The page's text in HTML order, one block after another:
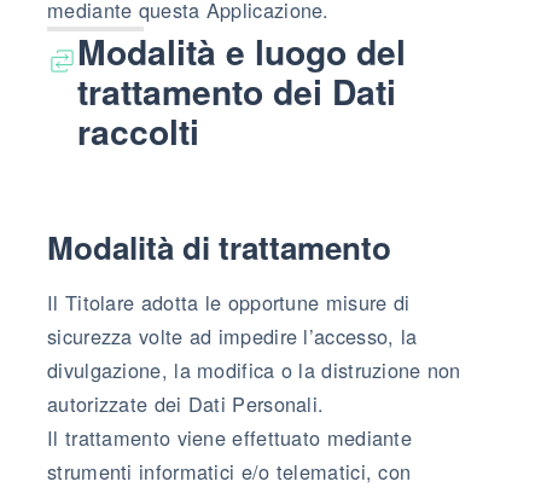
mediante questa Applicazione.
Modalità e luogo del
trattamento dei Dati
raccolti
Modalità di trattamento
Il Titolare adotta le opportune misure di
sicurezza volte ad impedire l’accesso, la
divulgazione, la modifica o la distruzione non
autorizzate dei Dati Personali.
Il trattamento viene effettuato mediante
strumenti informatici e/o telematici, con